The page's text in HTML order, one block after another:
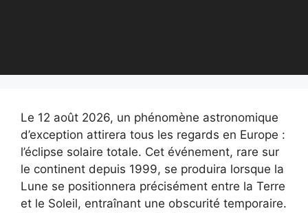
Le 12 août 2026, un phénomène astronomique
d’exception attirera tous les regards en Europe :
l’éclipse solaire totale. Cet événement, rare sur
le continent depuis 1999, se produira lorsque la
Lune se positionnera précisément entre la Terre
et le Soleil, entraînant une obscurité temporaire.